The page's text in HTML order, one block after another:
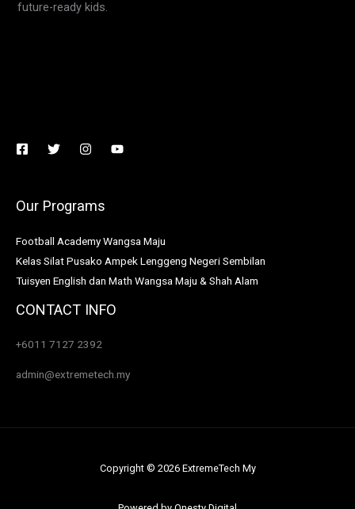
future-ready kids.
Our Programs
Football Academy Wangsa Maju
Kelas Silat Pusako Ampek Lenggeng Negeri Sembilan
Tuisyen English dan Math Wangsa Maju & Shah Alam
CONTACT INFO
+6011 7127 2392
admin@extremetech.my
Copyright © 2026 ExtremeTech My